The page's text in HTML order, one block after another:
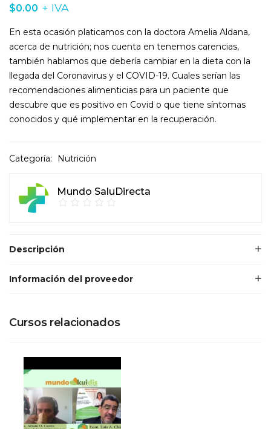
$0.00 + IVA
En esta ocasión platicamos con la doctora Amelia Aldana,
acerca de nutrición; nos cuenta en tenemos carencias,
también hablamos que debería cambiar en la dieta con la
llegada del Coronavirus y el COVID-19. Cuales serían las
recomendaciones alimenticias para un paciente que
descubre que es positivo en Covid o que tiene síntomas
conocidos y qué implementar en la recuperación.
Categoría: Nutrición
Mundo SaluDirecta
Descripción
Información del proveedor
Cursos relacionados